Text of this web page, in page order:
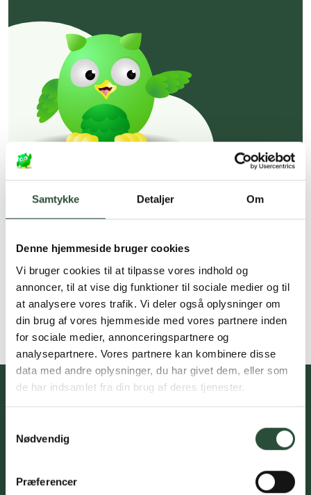
Samtykke Detaljer Om
Denne hjemmeside bruger cookies
Vi bruger cookies til at tilpasse vores indhold og
annoncer, til at vise dig funktioner til sociale medier og til
at analysere vores trafik. Vi deler også oplysninger om
din brug af vores hjemmeside med vores partnere inden
for sociale medier, annonceringspartnere og
analysepartnere. Vores partnere kan kombinere disse
data med andre oplysninger, du har givet dem, eller som
de har indsamlet fra din brug af deres tjenester.
Nødvendig
Præferencer
Du skal acceptere cookies for at kunne tilmelde dig vores
nyhedsbrev